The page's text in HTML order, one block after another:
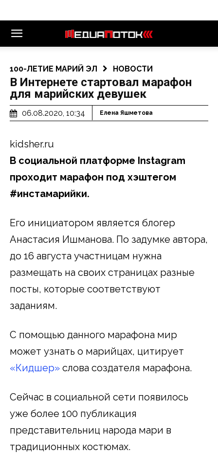
100-ЛЕТИЕ МАРИЙ ЭЛ НОВОСТИ
В Интернете стартовал марафон
для марийских девушек
06.08.2020, 10:34 Елена Яшметова
kidsher.ru
В социальной платформе Instagram
проходит марафон под хэштегом
#инстамарийки.
Его инициатором является блогер
Анастасия Ишманова. По задумке автора,
до 16 августа участницам нужна
размещать на своих страницах разные
посты, которые соответствуют
заданиям.
С помощью данного марафона мир
может узнать о марийцах, цитирует
«Кидшер» слова создателя марафона.
Сейчас в социальной сети появилось
уже более 100 публикация
представительниц народа мари в
традиционных костюмах.